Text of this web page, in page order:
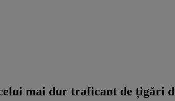
mai dur traficant de țigări